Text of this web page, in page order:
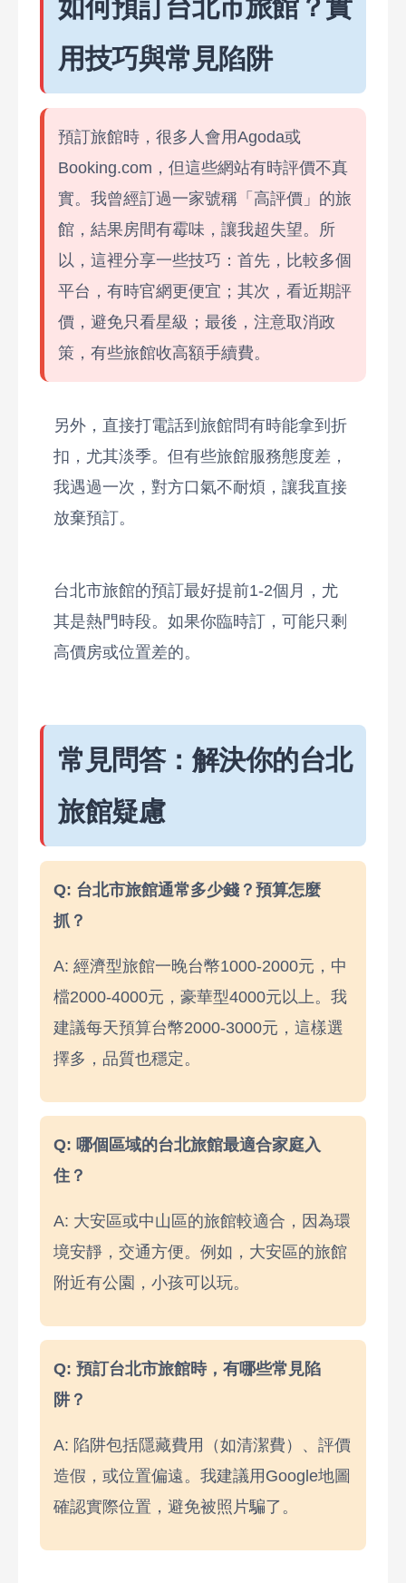
如何預訂台北市旅館？實
用技巧與常見陷阱
預訂旅館時，很多人會用Agoda或
Booking.com，但這些網站有時評價不真
實。我曾經訂過一家號稱「高評價」的旅
館，結果房間有霉味，讓我超失望。所
以，這裡分享一些技巧：首先，比較多個
平台，有時官網更便宜；其次，看近期評
價，避免只看星級；最後，注意取消政
策，有些旅館收高額手續費。
另外，直接打電話到旅館問有時能拿到折
扣，尤其淡季。但有些旅館服務態度差，
我遇過一次，對方口氣不耐煩，讓我直接
放棄預訂。
台北市旅館的預訂最好提前1-2個月，尤
其是熱門時段。如果你臨時訂，可能只剩
高價房或位置差的。
常見問答：解決你的台北
旅館疑慮
Q: 台北市旅館通常多少錢？預算怎麼
抓？
A: 經濟型旅館一晚台幣1000-2000元，中
檔2000-4000元，豪華型4000元以上。我
建議每天預算台幣2000-3000元，這樣選
擇多，品質也穩定。
Q: 哪個區域的台北旅館最適合家庭入
住？
A: 大安區或中山區的旅館較適合，因為環
境安靜，交通方便。例如，大安區的旅館
附近有公園，小孩可以玩。
Q: 預訂台北市旅館時，有哪些常見陷
阱？
A: 陷阱包括隱藏費用（如清潔費）、評價
造假，或位置偏遠。我建議用Google地圖
確認實際位置，避免被照片騙了。